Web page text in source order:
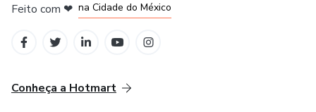
Feito com ❤ na Cidade do México
Conheça a Hotmart